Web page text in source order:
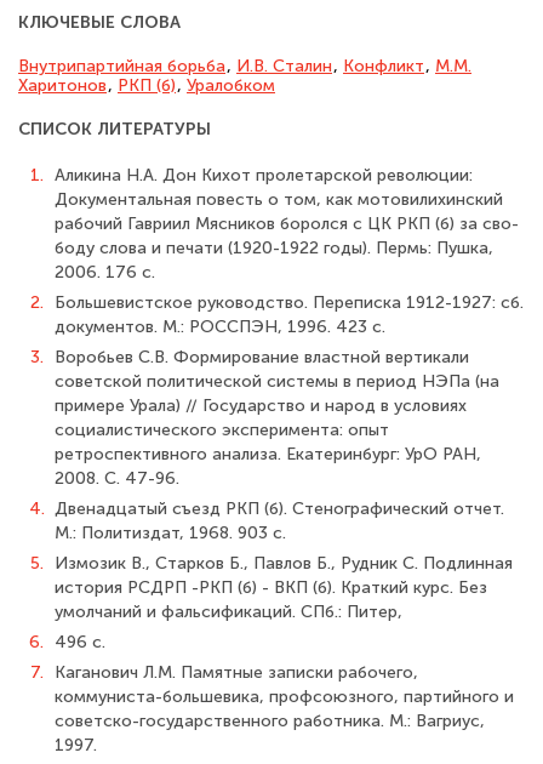
КЛЮЧЕВЫЕ СЛОВА
Внутрипар­тийная борьба, И.В. Сталин, Конфликт, М.М.
Харитонов, РКП (б), Уралобком
СПИСОК ЛИТЕРАТУРЫ
1. Аликина Н.А. Дон Кихот пролетарской революции:
Документальная повесть о том, как мотовилихинский
рабочий Гавриил Мясников боролся с ЦК РКП (б) за сво­
боду слова и печати (1920-1922 годы). Пермь: Пушка,
2006. 176 с.
2.
Большевистское руководство. Переписка 1912-1927: сб.
документов. М.: РОССПЭН, 1996. 423 с.
3.
Воробьев С.В. Формирование властной вертикали
советской политической системы в период НЭПа (на
примере Урала) // Государство и народ в условиях
социалистического эксперимента: опыт
ретроспективного анализа. Екатеринбург: УрО РАН,
2008. С. 47-96.
4. Двенадцатый съезд РКП (б). Стенографический отчет.
М.: Политиздат, 1968. 903 с.
5.
Измозик В., Старков Б., Павлов Б., Рудник С. Подлинная
история РСДРП -РКП (б) - ВКП (б). Краткий курс. Без
умолчаний и фальсификаций. СПб.: Питер,
6.
496 с.
7.
Каганович Л.М. Памятные записки рабочего,
коммуниста-большевика, проф­союзного, партийного и
советско-государственного работника. М.: Вагриус,
1997.